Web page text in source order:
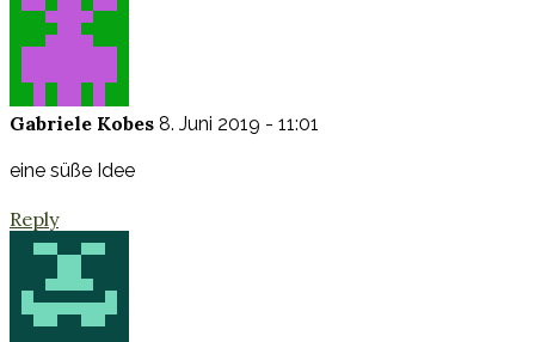
Gabriele Kobes 8. Juni 2019 - 11:01
eine süße Idee
Reply